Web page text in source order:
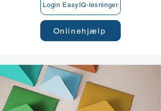
Login EasyIQ-løsninger
Onlinehjælp